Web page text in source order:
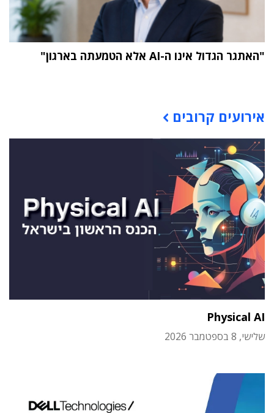
"האתגר הגדול אינו ה-AI אלא הטמעתה בארגון"
אירועים קרובים
Physical AI
שלישי, 8 בספטמבר 2026